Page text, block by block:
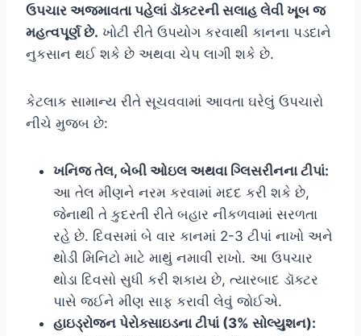
ઉપચાર અજમાવતા પહેલાં ડૉક્ટરની સલાહ લેવી ખૂબ જ
મહત્વપૂર્ણ છે. ખોટી રીતે ઉપયોગ કરવાથી કાનના પડદાને
નુકસાન થઈ શકે છે અથવા ચેપ લાગી શકે છે.
કેટલાક સામાન્ય રીતે સૂચવવામાં આવતા ઘરેલું ઉપચારો
નીચે મુજબ છે:
ખનિજ તેલ, બેબી ઓઇલ અથવા ગ્લિસરીનના ટીપાં:
આ તેલ મીણને નરમ કરવામાં મદદ કરી શકે છે,
જેનાથી તે કુદરતી રીતે બહાર નીકળવામાં સરળતા
રહે છે. દિવસમાં બે વાર કાનમાં 2-3 ટીપાં નાખો અને
થોડી મિનિટો માટે માથું નમાવી રાખો. આ ઉપચાર
થોડા દિવસો સુધી કરી શકાય છે, ત્યારબાદ ડૉક્ટર
પાસે જઈને મીણ સાફ કરાવી લેવું જોઈએ.
હાઇડ્રોજન પેરોક્સાઇડના ટીપાં (3% સોલ્યુશન):